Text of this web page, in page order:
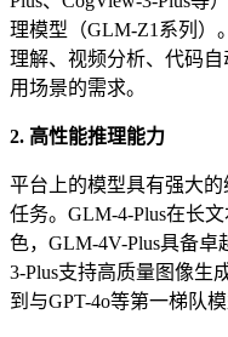
理模型（GLM-Z1系列）
理解、视频分析、代码
用场景的需求。
2. 高性能推理能力
平台上的模型具有强大
任务。GLM-4-Plus在长
色，GLM-4V-Plus具备卓
3-Plus支持高质量图像生
到与GPT-4o等第一梯队